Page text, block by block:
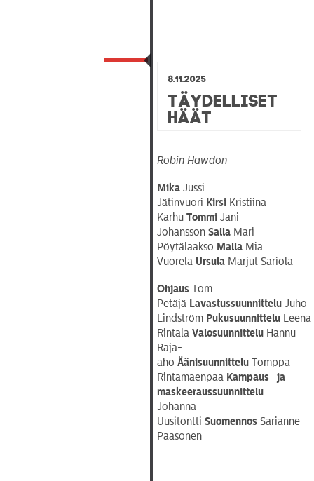
8.11.2025
Täydelliset
häät
Robin Hawdon
MikaJussi
Jätinvuori KirsiKristiina
Karhu TommiJani
Johansson SallaMari
Pöytälaakso MallaMia
Vuorela UrsulaMarjut Sariola
OhjausTom
Petäjä LavastussuunnitteluJuho
Lindström PukusuunnitteluLeena
Rintala ValosuunnitteluHannu
Raja-
aho ÄänisuunnitteluTomppa
Rintamäenpää Kampaus- ja
maskeeraussuunnittelu
Johanna
Uusitontti SuomennosSarianne
Paasonen